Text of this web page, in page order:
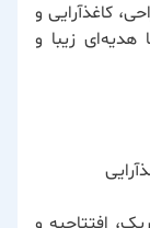
کاغذآرایی و
هدیه‌ای زیبا و